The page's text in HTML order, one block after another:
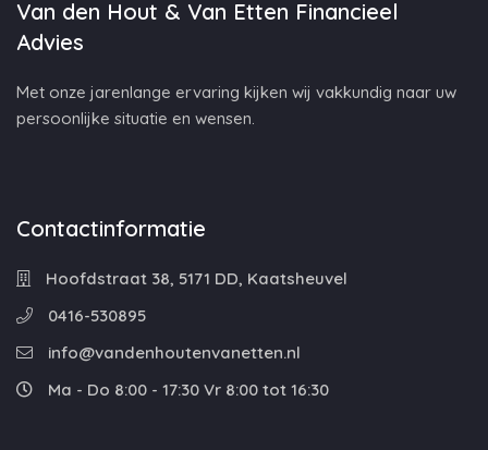
Van den Hout & Van Etten Financieel
Advies
Met onze jarenlange ervaring kijken wij vakkundig naar uw
persoonlijke situatie en wensen.
Contactinformatie
Hoofdstraat 38, 5171 DD, Kaatsheuvel
0416-530895
info@vandenhoutenvanetten.nl
Ma - Do 8:00 - 17:30 Vr 8:00 tot 16:30